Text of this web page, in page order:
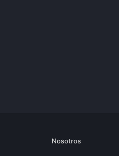
Nosotros